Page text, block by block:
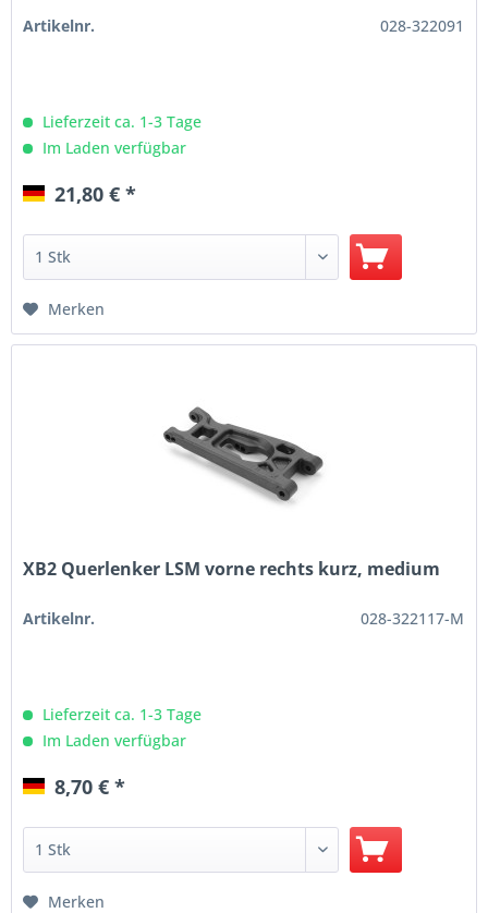
Artikelnr. 028-322091
Lieferzeit ca. 1-3 Tage
Im Laden verfügbar
21,80 € *
Merken
XB2 Querlenker LSM vorne rechts kurz, medium
Artikelnr. 028-322117-M
Lieferzeit ca. 1-3 Tage
Im Laden verfügbar
8,70 € *
Merken